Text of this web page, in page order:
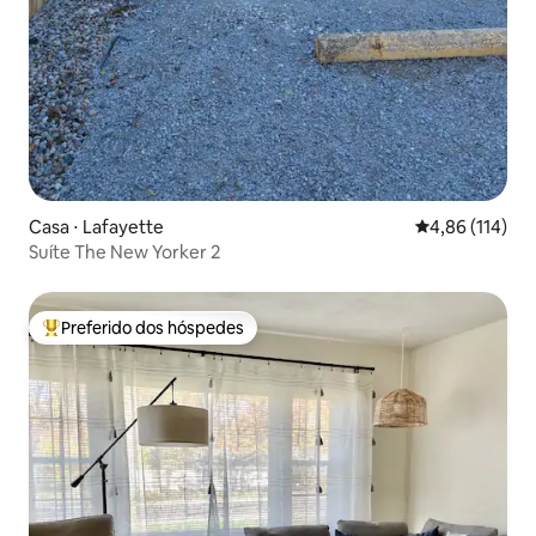
Casa ⋅ Lafayette 4,86 de uma
4,86 (114)
Suíte The New Yorker 2
Entre os melhores preferidos dos hóspedes
Preferido dos hóspedes